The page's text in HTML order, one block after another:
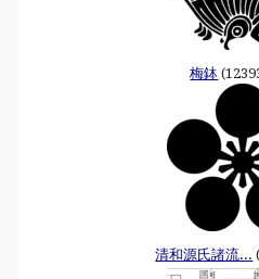
梅鉢
清和源氏諸流...